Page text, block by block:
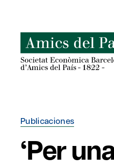
contenido
Publicaciones
‘Per